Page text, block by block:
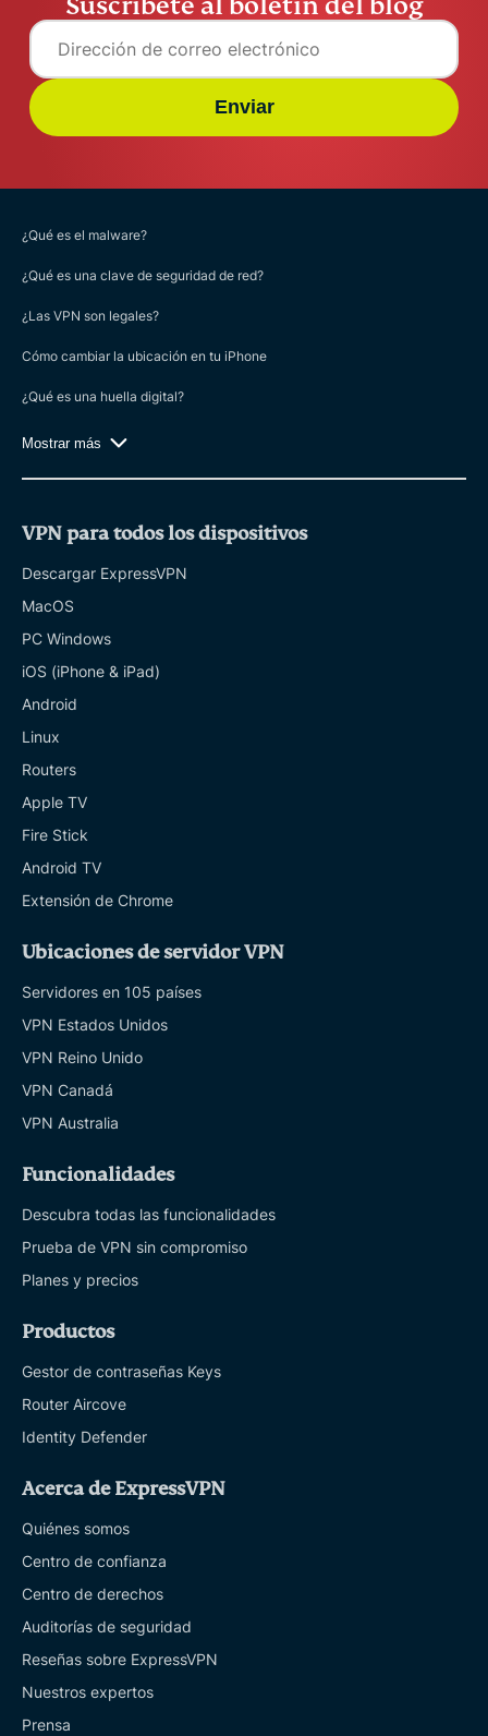
Suscríbete al boletín del blog
Enviar
¿Qué es el malware?
¿Qué es una clave de seguridad de red?
¿Las VPN son legales?
Cómo cambiar la ubicación en tu iPhone
¿Qué es una huella digital?
Mostrar más
VPN para todos los dispositivos
Descargar ExpressVPN
MacOS
PC Windows
iOS (iPhone & iPad)
Android
Linux
Routers
Apple TV
Fire Stick
Android TV
Extensión de Chrome
Ubicaciones de servidor VPN
Servidores en 105 países
VPN Estados Unidos
VPN Reino Unido
VPN Canadá
VPN Australia
Funcionalidades
Descubra todas las funcionalidades
Prueba de VPN sin compromiso
Planes y precios
Productos
Gestor de contraseñas Keys
Router Aircove
Identity Defender
Acerca de ExpressVPN
Quiénes somos
Centro de confianza
Centro de derechos
Auditorías de seguridad
Reseñas sobre ExpressVPN
Nuestros expertos
Prensa